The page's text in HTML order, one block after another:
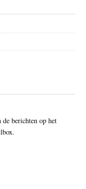
berichten op het